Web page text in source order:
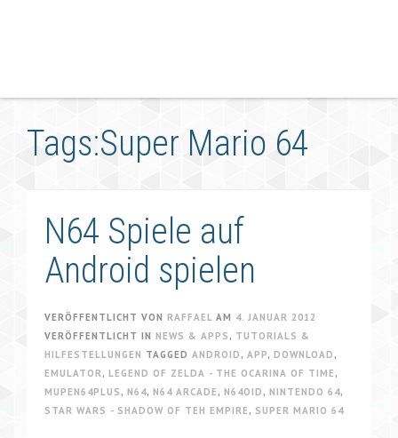
Tags:Super Mario 64
N64 Spiele auf
Android spielen
VERÖFFENTLICHT VON RAFFAEL AM 4. JANUAR 2012
VERÖFFENTLICHT IN NEWS & APPS , TUTORIALS &
HILFESTELLUNGEN TAGGED ANDROID , APP, DOWNLOAD ,
EMULATOR, LEGEND OF ZELDA - THE OCARINA OF TIME ,
MUPEN64PLUS , N64, N64 ARCADE , N64OID , NINTENDO 64,
STAR WARS - SHADOW OF TEH EMPIRE , SUPER MARIO 64